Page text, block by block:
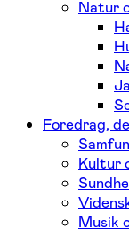
Natur
Foredrag,
Kultur
Musik